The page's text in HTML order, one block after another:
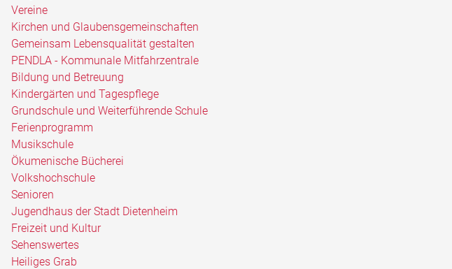
Vereine
Kirchen und Glaubensgemeinschaften
Gemeinsam Lebensqualität gestalten
PENDLA - Kommunale Mitfahrzentrale
Bildung und Betreuung
Kindergärten und Tagespflege
Grundschule und Weiterführende Schule
Ferienprogramm
Musikschule
Ökumenische Bücherei
Volkshochschule
Senioren
Jugendhaus der Stadt Dietenheim
Freizeit und Kultur
Sehenswertes
Heiliges Grab